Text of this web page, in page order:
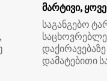
მარტივი,
საგანგებო
დამატებითი